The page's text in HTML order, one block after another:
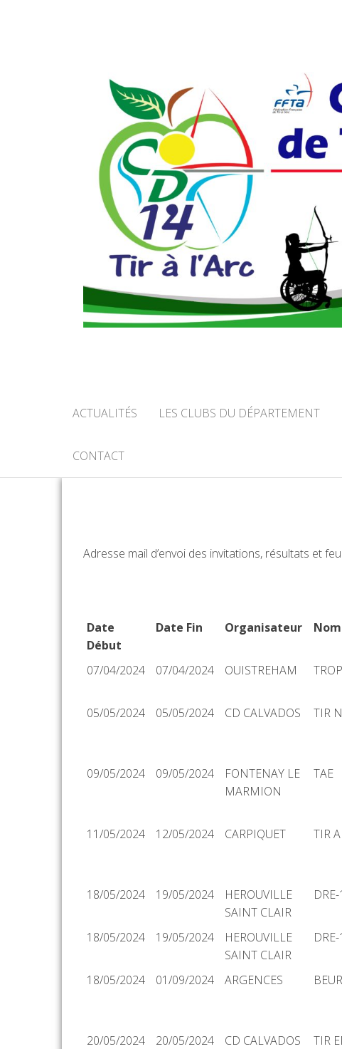
ACTUALITÉS LES CLUBS DU DÉPARTEMENT
CONTACT
Adresse mail d’envoi des invitations, résultats et
Date
Début
Date Fin Organisateur
Date
Date Fin Organisateur
07/04/2024 07/04/2024 OUISTREHAM
05/05/2024 05/05/2024 CD CALVADOS TIR
09/05/2024
09/05/2024
FONTENAY LE
MARMION
TAE
11/05/2024
12/05/2024 CARPIQUET TIR
18/05/2024
19/05/2024
HEROUVILLE
SAINT CLAIR
18/05/2024
19/05/2024
HEROUVILLE
SAINT CLAIR
18/05/2024 01/09/2024 ARGENCES
20/05/2024
20/05/2024 CD CALVADOS TIR